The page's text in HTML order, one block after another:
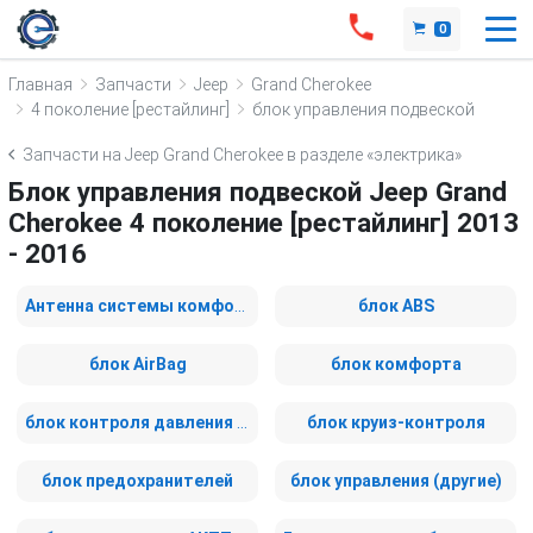
0
Главная Запчасти Jeep
Grand Cherokee
4 поколение [рестайлинг]
блок управления подвеской
Запчасти на Jeep Grand Cherokee в разделе «электрика»
Блок управления подвеской Jeep Grand
Cherokee 4 поколение [рестайлинг] 2013
- 2016
блок ABS
блок AirBag блок комфорта
блок круиз-контроля
блок предохранителей блок управления (другие)